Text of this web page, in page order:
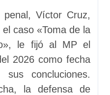
Víctor Cruz,
caso «Toma de la
le fijó al MP el
2026 como fecha
concluciones.
la defensa de